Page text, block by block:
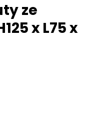
ze
x L75 x